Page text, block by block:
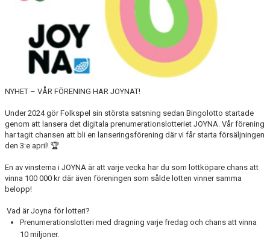
BILDGALLERI
DOKUMENT
VÅRA LAG
MATCHER
NYHET – VÅR FÖRENING HAR JOYNAT!
Under 2024 gör Folkspel sin största satsning sedan Bingolotto startade
genom att lansera det digitala prenumerationslotteriet JOYNA. Vår förening
har tagit chansen att bli en lanseringsförening där vi får starta försäljningen
den 3:e april! 🏆
En av vinsterna i JOYNA är att varje vecka har du som lottköpare chans att
vinna 100 000 kr där även föreningen som sålde lotten vinner samma
belopp!
Vad är Joyna för lotteri?
Prenumerationslotteri med dragning varje fredag och chans att vinna
10 miljoner.